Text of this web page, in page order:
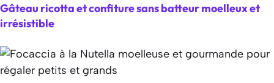
Gâteau ricotta et confiture sans batteur moelleux et
irrésistible